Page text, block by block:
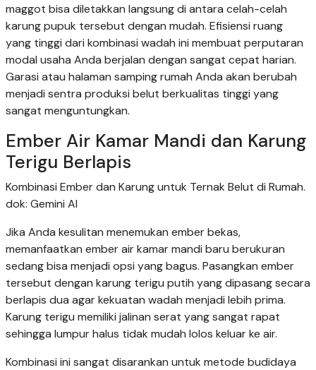
maggot bisa diletakkan langsung di antara celah-celah
karung pupuk tersebut dengan mudah. Efisiensi ruang
yang tinggi dari kombinasi wadah ini membuat perputaran
modal usaha Anda berjalan dengan sangat cepat harian.
Garasi atau halaman samping rumah Anda akan berubah
menjadi sentra produksi belut berkualitas tinggi yang
sangat menguntungkan.
Ember Air Kamar Mandi dan Karung
Terigu Berlapis
Kombinasi Ember dan Karung untuk Ternak Belut di Rumah.
dok: Gemini AI
Jika Anda kesulitan menemukan ember bekas,
memanfaatkan ember air kamar mandi baru berukuran
sedang bisa menjadi opsi yang bagus. Pasangkan ember
tersebut dengan karung terigu putih yang dipasang secara
berlapis dua agar kekuatan wadah menjadi lebih prima.
Karung terigu memiliki jalinan serat yang sangat rapat
sehingga lumpur halus tidak mudah lolos keluar ke air.
Kombinasi ini sangat disarankan untuk metode budidaya